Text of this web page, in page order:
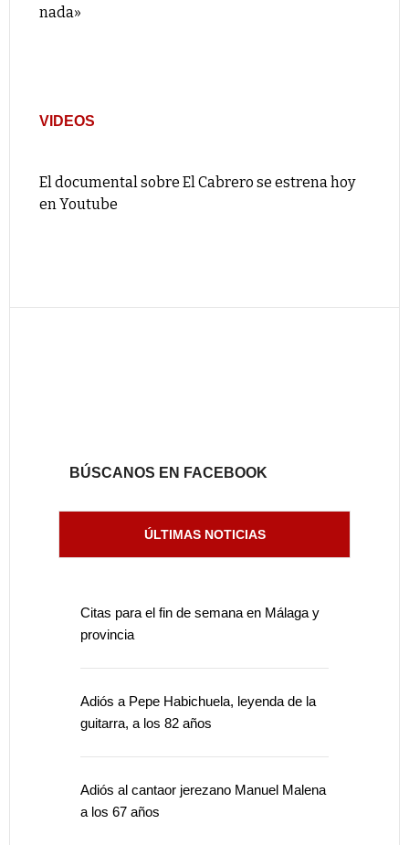
nada»
VIDEOS
El documental sobre El Cabrero se estrena hoy
en Youtube
BÚSCANOS EN FACEBOOK
ÚLTIMAS NOTICIAS
Citas para el fin de semana en Málaga y
provincia
Adiós a Pepe Habichuela, leyenda de la
guitarra, a los 82 años
Adiós al cantaor jerezano Manuel Malena
a los 67 años